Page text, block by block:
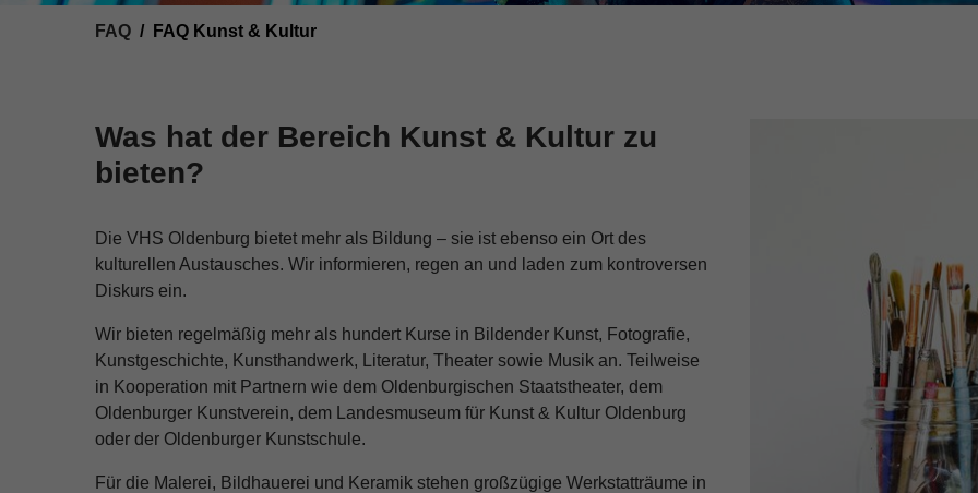
FAQ FAQ Kunst & Kultur
Was hat der Bereich Kunst & Kultur zu
bieten?
Die VHS Oldenburg bietet mehr als Bildung – sie ist ebenso ein Ort des
kulturellen Austausches. Wir informieren, regen an und laden zum kontroversen
Diskurs ein.
Wir bieten regelmäßig mehr als hundert Kurse in Bildender Kunst, Fotografie,
Kunstgeschichte, Kunsthandwerk, Literatur, Theater sowie Musik an. Teilweise
in Kooperation mit Partnern wie dem Oldenburgischen Staatstheater, dem
Oldenburger Kunstverein, dem Landesmuseum für Kunst & Kultur Oldenburg
oder der Oldenburger Kunstschule.
Für die Malerei, Bildhauerei und Keramik stehen großzügige Werkstatträume in